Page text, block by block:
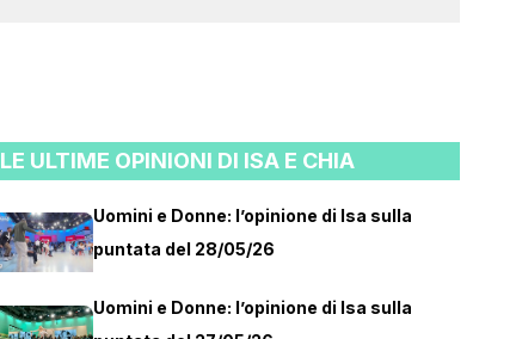
LE ULTIME OPINIONI DI ISA E CHIA
Uomini e Donne: l’opinione di Isa sulla
puntata del 28/05/26
Uomini e Donne: l’opinione di Isa sulla